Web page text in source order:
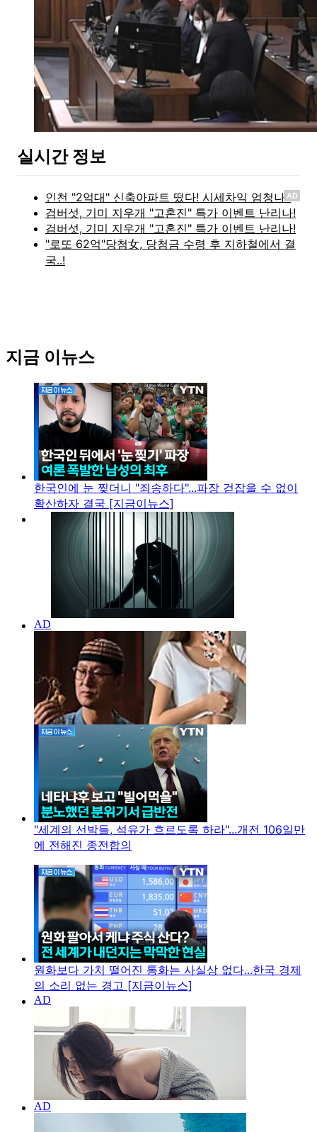
실시간 정보
AD
지금 이뉴스
한국인에 눈 찢더니 "죄송하다"...파장 걷잡을 수 없이
확산하자 결국 [지금이뉴스]
"세계의 선박들, 석유가 흐르도록 하라"...개전 106일만
에 전해진 종전합의
원화보다 가치 떨어진 통화는 사실상 없다...한국 경제
의 소리 없는 경고 [지금이뉴스]